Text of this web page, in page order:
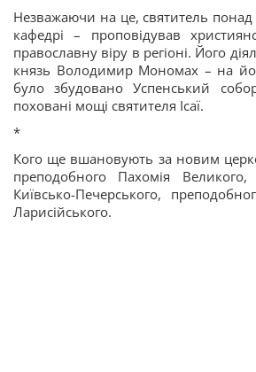
Незважаючи на це, святитель
кафедрі – проповідував
православну віру в регіоні. Його
князь Володимир Мономах – на
було збудовано Успенський
поховані мощі святителя Ісаї.
*
Кого ще вшановують за новим
преподобного Пахомія Великого,
Київсько-Печерського,
Ларисійського.